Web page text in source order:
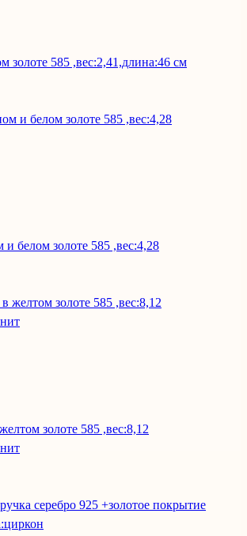
золоте 585 ,вес:2,41,длина:46 см
и белом золоте 585 ,вес:4,28
золоте 585 ,вес:8,12